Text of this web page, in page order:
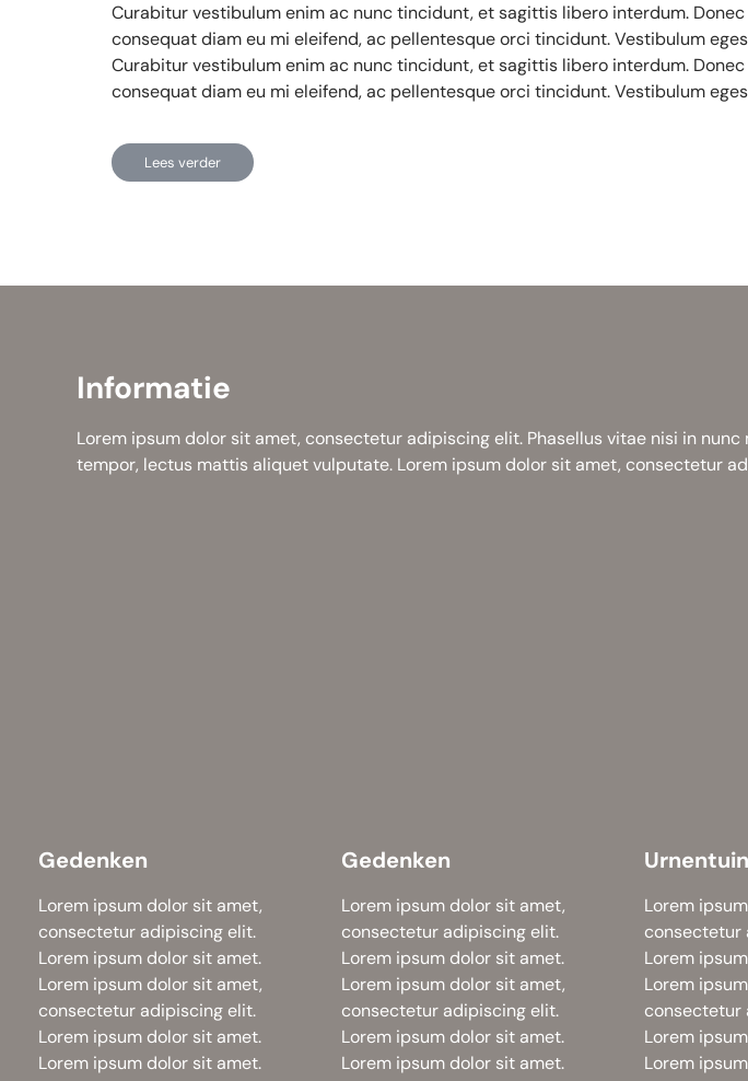
Curabitur vestibulum enim ac nunc tincidunt, et sagittis libero interdum.
consequat diam eu mi eleifend, ac pellentesque orci tincidunt. Vestibulum
Curabitur vestibulum enim ac nunc tincidunt, et sagittis libero interdum.
consequat diam eu mi eleifend, ac pellentesque orci tincidunt. Vestibulum
Lees verder
Informatie
Lorem ipsum dolor sit amet, consectetur adipiscing elit. Phasellus vitae nisi in
tempor, lectus mattis aliquet vulputate. Lorem ipsum dolor sit amet, consectetur
Gedenken
Lorem ipsum dolor sit amet,
consectetur adipiscing elit.
Lorem ipsum dolor sit amet.
Lorem ipsum dolor sit amet,
consectetur adipiscing elit.
Lorem ipsum dolor sit amet.
Lorem ipsum dolor sit amet.
Gedenken
Lorem ipsum dolor sit amet,
consectetur adipiscing elit.
Lorem ipsum dolor sit amet.
Lorem ipsum dolor sit amet,
consectetur adipiscing elit.
Lorem ipsum dolor sit amet.
Lorem ipsum dolor sit amet.
Urnentuin
Lorem
consectetur
Lorem
Lorem
consectetur
Lorem
Lorem